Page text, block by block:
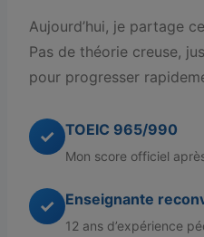
Aujourd’hui, je partage
Pas de théorie creuse,
pour progresser
✓ TOEIC 965/990
Mon score officiel
✓ Enseignante
12 ans d’expérience